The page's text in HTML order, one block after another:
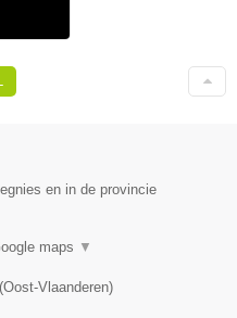
en in de provincie
maps ▼
(Oost-Vlaanderen)